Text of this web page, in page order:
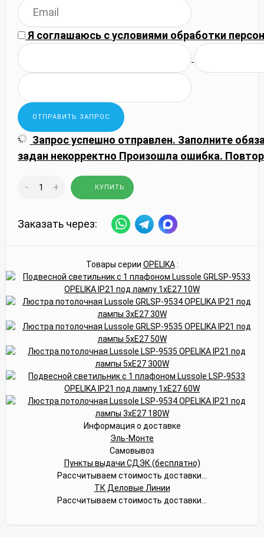
Я соглашаюсь сусловиями обработки
Запрос успешно отправлен. Заполните
задан некорректно Произошла ошибка.
- + КУПИТЬ
Заказать через:
Товары серии OPELIKA:
Информация о доставке
Эль-Монте
Самовывоз
Пункты выдачи СДЭК (бесплатно)
Рассчитываем стоимость доставки...
ТК Деловые Линии
Рассчитываем стоимость доставки...